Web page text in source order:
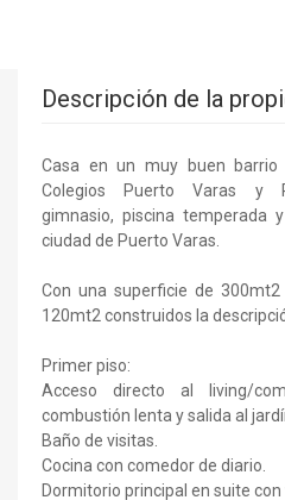
Descripción de la
Casa en un muy buen barrio
Colegios Puerto Varas y
gimnasio, piscina temperada
ciudad de Puerto Varas.
Con una superficie de
120mt2 construidos la
Primer piso:
Acceso directo al living/
combustión lenta y salida al
Baño de visitas.
Cocina con comedor de diario.
Dormitorio principal en suite con